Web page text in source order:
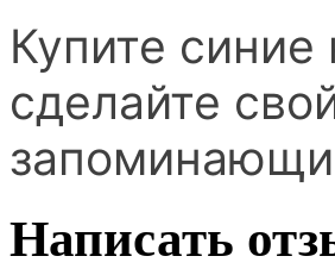
Купите синие
сделайте
Написать